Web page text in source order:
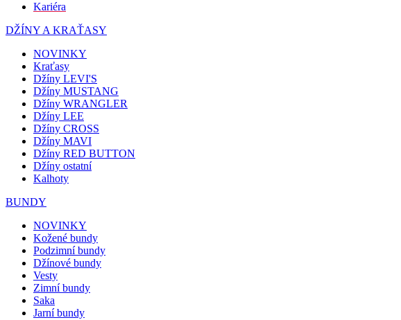
Kariéra
DŽÍNY A KRAŤASY
NOVINKY
Kraťasy
Džíny LEVI'S
Džíny MUSTANG
Džíny WRANGLER
Džíny LEE
Džíny CROSS
Džíny MAVI
Džíny RED BUTTON
Džíny ostatní
Kalhoty
BUNDY
NOVINKY
Kožené bundy
Podzimní bundy
Džínové bundy
Vesty
Zimní bundy
Saka
Jarní bundy